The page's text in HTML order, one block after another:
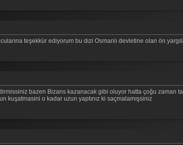
teşekkür ediyorum bu dizi Osmanlı devletine olan ön
bazen Bizans kazanacak gibi oluyor hatta çoğu zaman
kuşatmasini o kadar uzun yaptınız ki saçmalamışsiniz